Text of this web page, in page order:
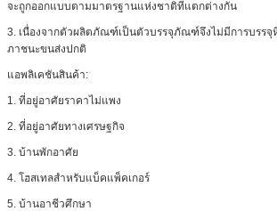
จะถูกออกแบบตามมาตรฐานแห่งชาติที่แตกต่างกัน
3. เนื่องจากตัวผลิตภัณฑ์เป็นตัวบรรจุภัณฑ์จึงไม่มีการบรรจุ
ภาชนะขนส่งปกติ
แอพลิเคชันสินค้า:
1. ที่อยู่อาศัยราคาไม่แพง
2. ที่อยู่อาศัยทางเศรษฐกิจ
3. บ้านพักอาศัย
4. โฮสเทลสำหรับแบ็คแพ็คเกอร์
5. บ้านอาชีวศึกษา